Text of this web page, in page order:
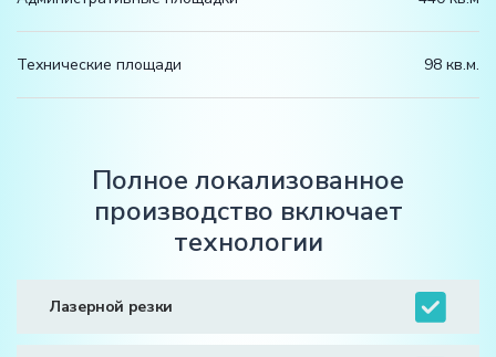
Технические площади 98 кв.м.
Полное локализованное
производство включает
технологии
Лазерной резки